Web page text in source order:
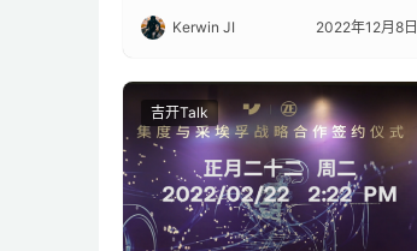
Kerwin JI 2022年12月8日
吉开Talk